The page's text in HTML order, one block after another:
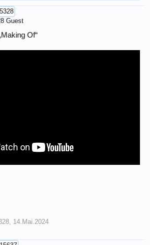
Guest
Of“
, 14.Mai.2024